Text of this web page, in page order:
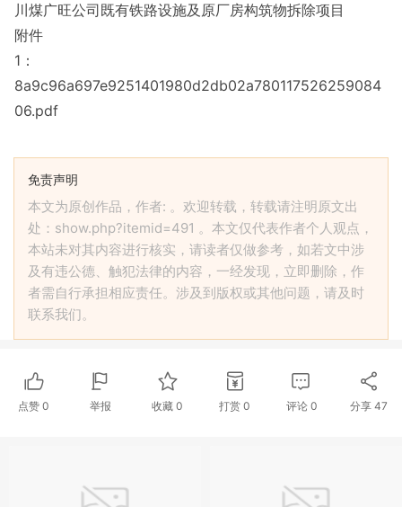
川煤广旺公司既有铁路设施及原厂房构筑物拆除项目
附件
1：
8a9c96a697e9251401980d2db02a780117526259084
06.pdf
免责声明
本文为原创作品，作者: 。欢迎转载，转载请注明原文出
处：show.php?itemid=491 。本文仅代表作者个人观点，
本站未对其内容进行核实，请读者仅做参考，如若文中涉
及有违公德、触犯法律的内容，一经发现，立即删除，作
者需自行承担相应责任。涉及到版权或其他问题，请及时
联系我们。
点赞 0 举报 收藏0 打赏 0 评论 0 分享 47